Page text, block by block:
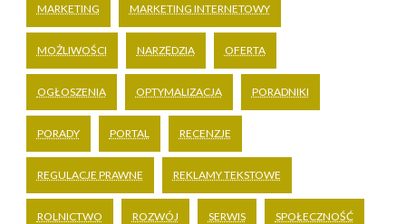
MARKETING MARKETING INTERNETOWY
MOŻLIWOŚCI NARZĘDZIA OFERTA
OGŁOSZENIA OPTYMALIZACJA PORADNIKI
PORADY PORTAL RECENZJE
REGULACJE PRAWNE REKLAMY TEKSTOWE
ROLNICTWO ROZWÓJ SERWIS SPOŁECZNOŚĆ